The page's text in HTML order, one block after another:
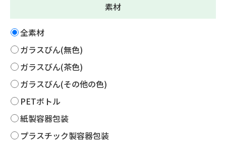
素材
全素材
ガラスびん(無色)
ガラスびん(茶色)
ガラスびん(その他の色)
PETボトル
紙製容器包装
プラスチック製容器包装